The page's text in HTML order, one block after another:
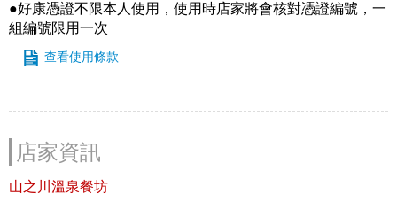
●好康憑證不限本人使用，使用時店家將會核對憑證編號，一
組編號限用一次
查看使用條款
店家資訊
山之川溫泉餐坊